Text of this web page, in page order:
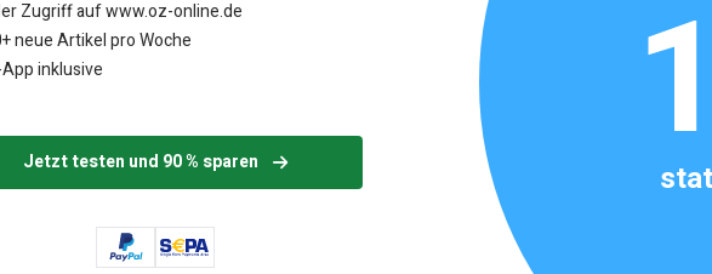
Zugriff auf www.oz-online.de
neue Artikel pro Woche
inklusive
Jetzt testen und 90 % sparen